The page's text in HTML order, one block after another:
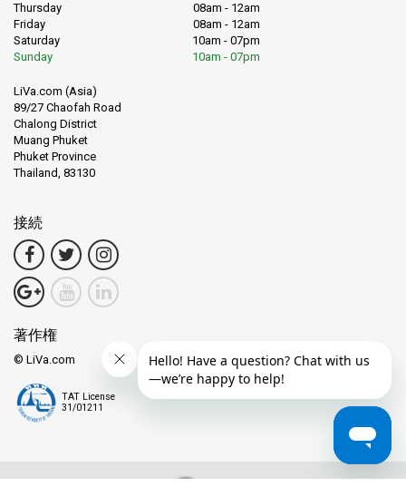
探検家コミュニティに参加
Lomprayahを選ぶことは、志を同じくする旅行者の活気あるコミ
ュニティに参加することを意味します。私たちは単なるフェリー
運営者ではありません – 忘れられない思い出を作るパートナーで
す。旅行のヒントや最高のシュノーケリングスポットについての
推奨事項を探している場合でも、私たちのクルーはあなたをサポ
信頼され、愛される
たサービスと忘れられない体験を提供するという私たちのコミッ
トメントは、冒険者の信頼と称賛を得ています。ウェブサイトで
レビューをご覧いただき、Lomprayahの魔法を体験した人々から
直接お話を聞いてください。
Thursday
08am - 12am
Friday
08am - 12am
Saturday
10am - 07pm
Sunday
10am - 07pm
LiVa.com (Asia)
89/27 Chaofah Road
Chalong District
Muang Phuket
Phuket Province
Thailand, 83130
接続
著作権
© LiVa.com
TAT License
31/01211